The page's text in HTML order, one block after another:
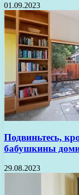
01.09.2023
Подвиньтесь,
бабушкины
29.08.2023